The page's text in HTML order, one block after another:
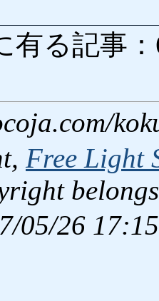
有る記事
Free Light
05/26 17:15